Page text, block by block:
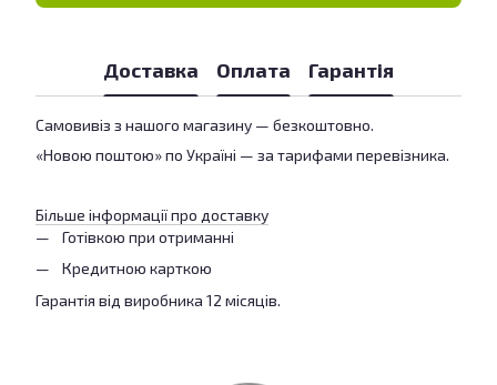
Доставка Оплата Гарантія
Самовивіз з нашого магазину — безкоштовно.
«Новою поштою» по Україні — за тарифами перевізника.
Більше інформації про доставку
Готівкою при отриманні
Кредитною карткою
Гарантія від виробника 12 місяців.